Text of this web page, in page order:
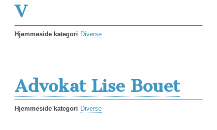
V
Hjemmeside kategori Diverse
Advokat Lise Bouet
Hjemmeside kategori Diverse